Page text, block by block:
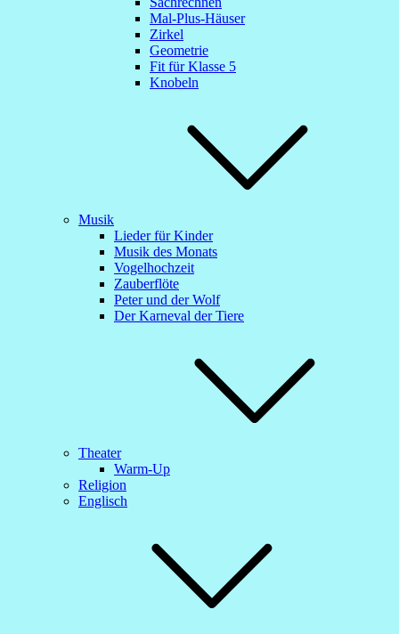
Mal-Plus-Häuser
Zirkel
Geometrie
Fit für Klasse 5
Knobeln
Musik
Lieder für Kinder
Musik des Monats
Vogelhochzeit
Zauberflöte
Peter und der Wolf
Der Karneval der Tiere
Theater
Warm-Up
Religion
Englisch